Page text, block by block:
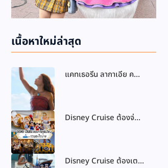
เนื้อหาใหม่ล่าสุด
แคทเธอรีน ลากาเอีย ค…
Disney Cruise ต้องจ่…
Disney Cruise ต้องเต…